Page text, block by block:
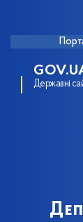
Державні